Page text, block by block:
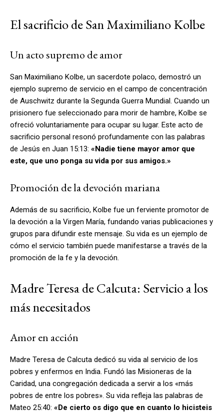
El sacrificio de San Maximiliano Kolbe
Un acto supremo de amor
San Maximiliano Kolbe, un sacerdote polaco, demostró un
ejemplo supremo de servicio en el campo de concentración
de Auschwitz durante la Segunda Guerra Mundial. Cuando un
prisionero fue seleccionado para morir de hambre, Kolbe se
ofreció voluntariamente para ocupar su lugar. Este acto de
sacrificio personal resonó profundamente con las palabras
de Jesús en Juan 15:13: «Nadie tiene mayor amor que
este, que uno ponga su vida por sus amigos.»
Promoción de la devoción mariana
Además de su sacrificio, Kolbe fue un ferviente promotor de
la devoción a la Virgen María, fundando varias publicaciones y
grupos para difundir este mensaje. Su vida es un ejemplo de
cómo el servicio también puede manifestarse a través de la
promoción de la fe y la devoción.
Madre Teresa de Calcuta: Servicio a los
más necesitados
Amor en acción
Madre Teresa de Calcuta dedicó su vida al servicio de los
pobres y enfermos en India. Fundó las Misioneras de la
Caridad, una congregación dedicada a servir a los «más
pobres de entre los pobres». Su vida refleja las palabras de
Mateo 25:40: «De cierto os digo que en cuanto lo hicisteis